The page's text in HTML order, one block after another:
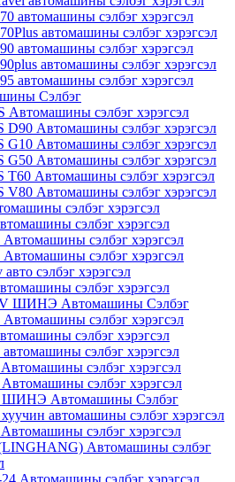
автомашины сэлбэг хэрэгсэл
автомашины сэлбэг хэрэгсэл
автомашины сэлбэг хэрэгсэл
автомашины сэлбэг хэрэгсэл
автомашины сэлбэг хэрэгсэл
Сэлбэг
сэлбэг хэрэгсэл
Автомашины сэлбэг хэрэгсэл
Автомашины сэлбэг хэрэгсэл
Автомашины сэлбэг хэрэгсэл
Автомашины сэлбэг хэрэгсэл
V80 Автомашины сэлбэг хэрэгсэл
сэлбэг хэрэгсэл
сэлбэг хэрэгсэл
сэлбэг хэрэгсэл
сэлбэг хэрэгсэл
сэлбэг хэрэгсэл
сэлбэг хэрэгсэл
ШИНЭ Автомашины Сэлбэг
сэлбэг хэрэгсэл
сэлбэг хэрэгсэл
сэлбэг хэрэгсэл
сэлбэг хэрэгсэл
сэлбэг хэрэгсэл
ШИНЭ Автомашины Сэлбэг
автомашины сэлбэг хэрэгсэл
сэлбэг хэрэгсэл
Автомашины сэлбэг
Автомашины сэлбэг хэрэгсэл